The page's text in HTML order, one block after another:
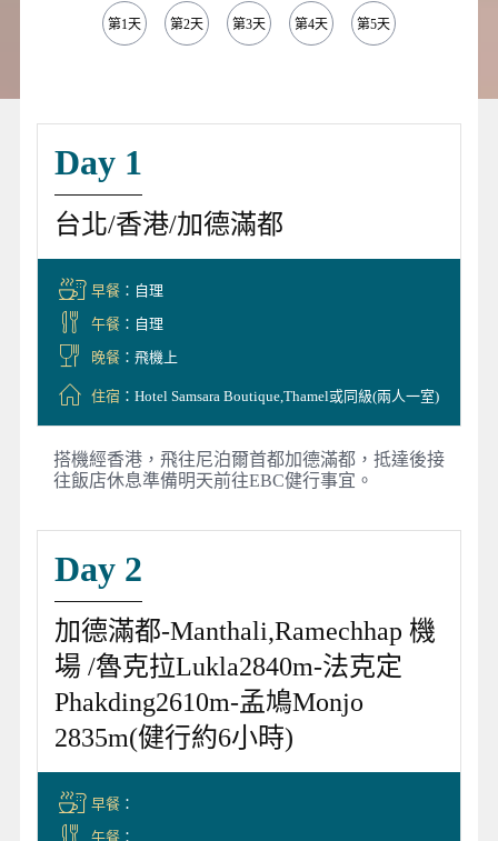
第1天 第2天 第3天 第4天 第5天
Day 1
台北/香港/加德滿都
早餐：自理
午餐：自理
晚餐：飛機上
住宿：Hotel Samsara Boutique,Thamel或同級(兩人一室)
搭機經香港，飛往尼泊爾首都加德滿都，抵達後接
往飯店休息準備明天前往EBC健行事宜。
Day 2
加德滿都-Manthali,Ramechhap 機
場 /魯克拉Lukla2840m-法克定
Phakding2610m-孟鳩Monjo
2835m(健行約6小時)
早餐：
午餐：